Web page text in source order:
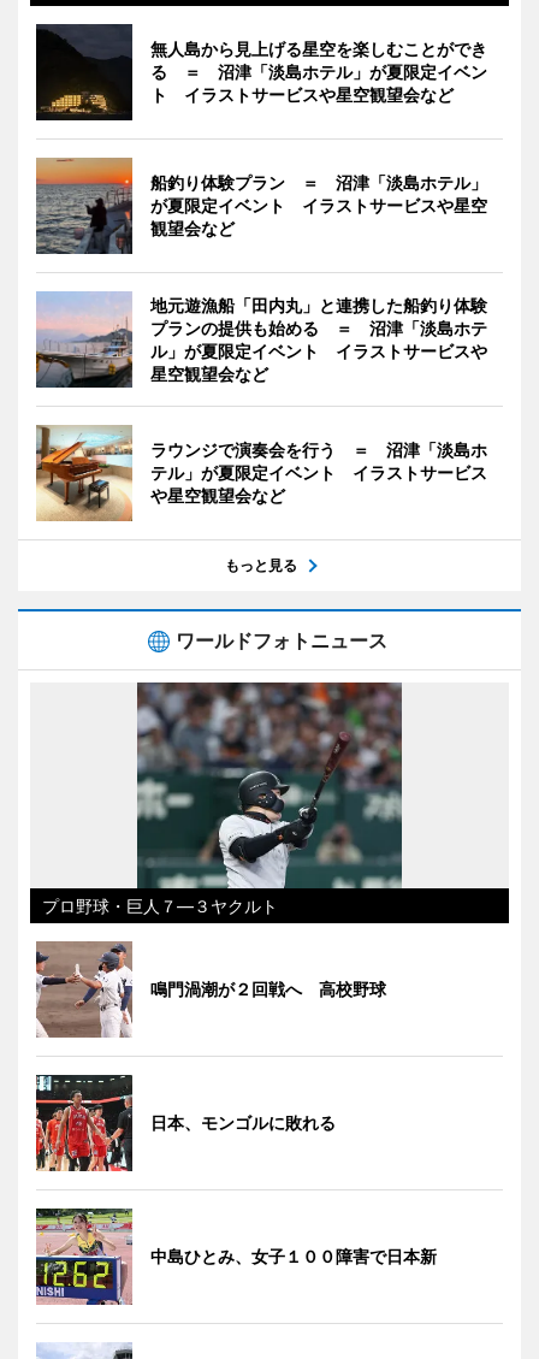
無人島から見上げる星空を楽しむことができ
る ＝ 沼津「淡島ホテル」が夏限定イベン
ト イラストサービスや星空観望会など
船釣り体験プラン ＝ 沼津「淡島ホテル」
が夏限定イベント イラストサービスや星空
観望会など
地元遊漁船「田内丸」と連携した船釣り体験
プランの提供も始める ＝ 沼津「淡島ホテ
ル」が夏限定イベント イラストサービスや
星空観望会など
ラウンジで演奏会を行う ＝ 沼津「淡島ホ
テル」が夏限定イベント イラストサービス
や星空観望会など
もっと見る
ワールドフォトニュース
プロ野球・巨人７―３ヤクルト
鳴門渦潮が２回戦へ 高校野球
日本、モンゴルに敗れる
中島ひとみ、女子１００障害で日本新